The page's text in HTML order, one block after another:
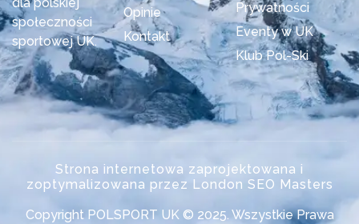
społeczności
sportowej UK.
Opinie
Kontakt
Prywatności
Eventy w UK
Klub Pol-Ski
Strona internetowa zaprojektowana i
zoptymalizowana przez London SEO Masters
Copyright POLSPORT UK © 2025. Wszystkie Prawa